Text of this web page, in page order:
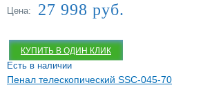
Цена: 27 998 руб.
КУПИТЬ В ОДИН КЛИК
Есть в наличии
Пенал телескопический SSC-045-70